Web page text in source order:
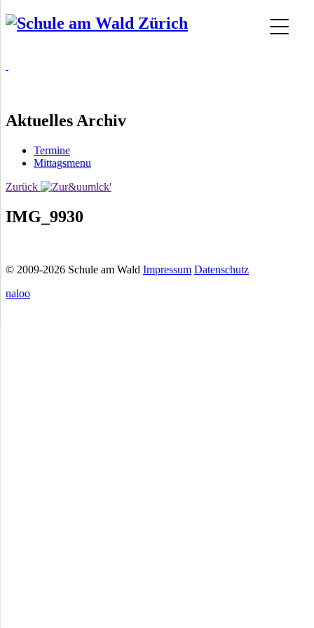
Aktuelles Archiv
Termine
Mittagsmenu
Zurück
IMG_9930
© 2009-2026 Schule am Wald Impressum Datenschutz
naloo